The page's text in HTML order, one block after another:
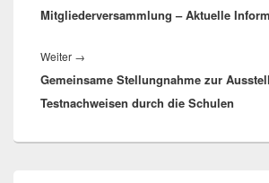
Beitrag:
Mitgliederversammlung – Aktuelle
Weiter →
Beitrag:
Gemeinsame Stellungnahme zur
Testnachweisen durch die Schulen